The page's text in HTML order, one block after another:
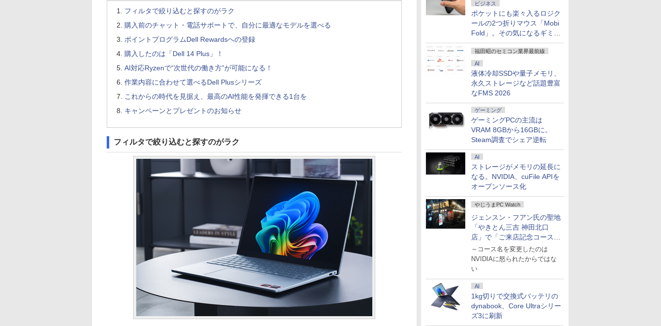
ビジネス
ポケットにも楽々入るロジク
ールの2つ折りマウス「Mobi
Fold」。その気になるギミッ
クとは？
福田昭のセミコン業界最前線
AI
液体冷却SSDや量子メモリ、
永久ストレージなど話題豊富
なFMS 2026
ゲーミング
ゲーミングPCの主流は
VRAM 8GBから16GBに。
Steam調査でシェア逆転
AI
ストレージがメモリの延長に
なる。NVIDIA、cuFile APIを
オープンソース化
やじうまPC Watch
ジェンスン・フアン氏の聖地
「やきとん三吉 神田北口
店」で「ご来店記念コース」
を娘と堪能
～コース名を変更したのは
NVIDIAに怒られたからではな
い
AI
1kg切りで交換式バッテリの
dynabook、Core Ultraシリー
ズ3に刷新
フィルタで絞り込むと探すのがラク
購入前のチャット・電話サポートで、自分に最適なモデルを選べる
ポイントプログラムDell Rewardsへの登録
購入したのは「Dell 14 Plus」！
AI対応Ryzenで“次世代の働き方”が可能になる！
作業内容に合わせて選べるDell Plusシリーズ
これからの時代を見据え、最高のAI性能を発揮できる1台を
キャンペーンとプレゼントのお知らせ
フィルタで絞り込むと探すのがラク